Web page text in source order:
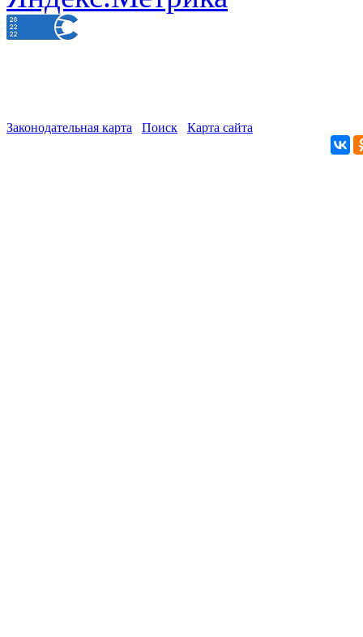
Законодательная карта Поиск Карта сайта